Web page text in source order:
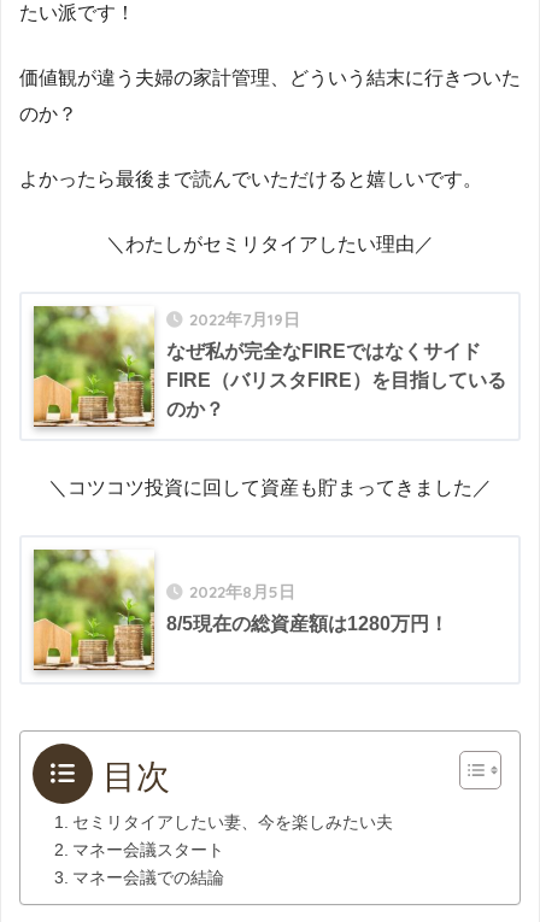
たい派です！
価値観が違う夫婦の家計管理、どういう結末に行きついた
のか？
よかったら最後まで読んでいただけると嬉しいです。
＼わたしがセミリタイアしたい理由／
2022年7月19日
なぜ私が完全なFIREではなくサイド
FIRE（バリスタFIRE）を目指している
のか？
＼コツコツ投資に回して資産も貯まってきました／
2022年8月5日
8/5現在の総資産額は1280万円！
目次
セミリタイアしたい妻、今を楽しみたい夫
マネー会議スタート
マネー会議での結論